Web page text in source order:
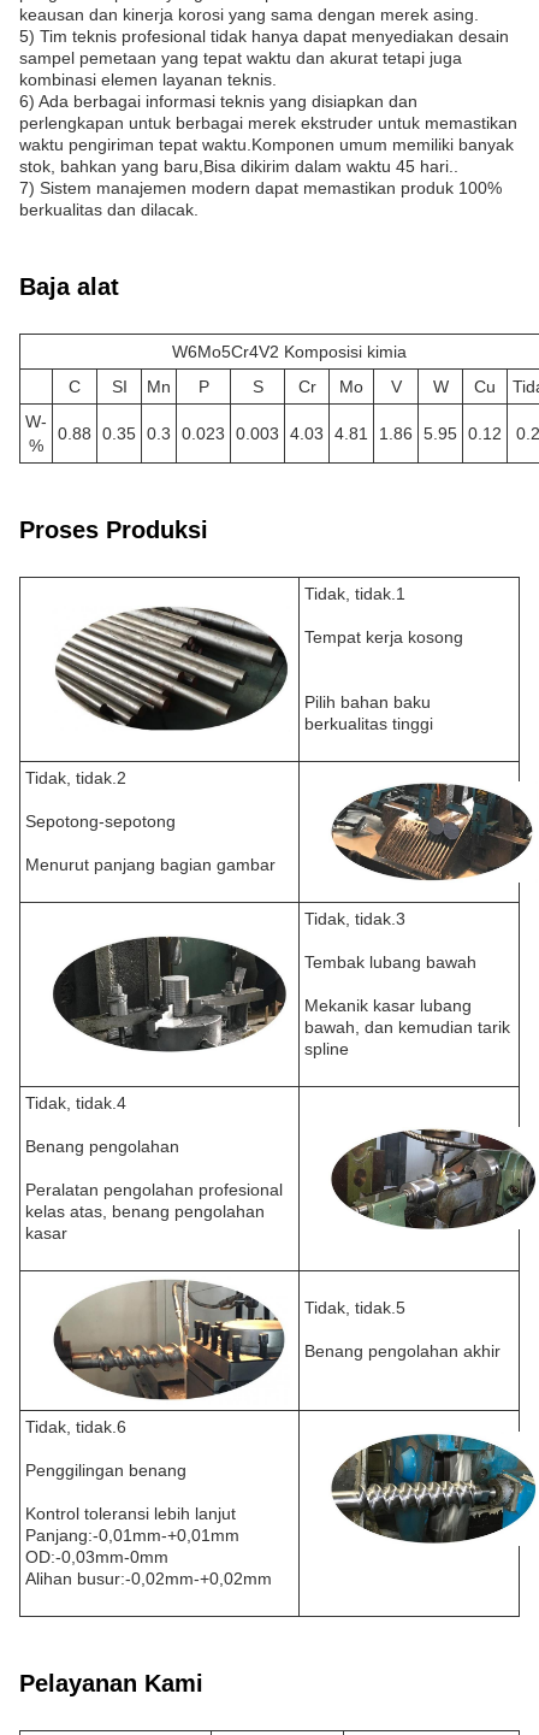
keausan dan kinerja korosi yang sama dengan merek asing.
5) Tim teknis profesional tidak hanya dapat menyediakan desain
sampel pemetaan yang tepat waktu dan akurat tetapi juga
kombinasi elemen layanan teknis.
6) Ada berbagai informasi teknis yang disiapkan dan
perlengkapan untuk berbagai merek ekstruder untuk memastikan
waktu pengiriman tepat waktu.Komponen umum memiliki banyak
stok, bahkan yang baru,Bisa dikirim dalam waktu 45 hari..
7) Sistem manajemen modern dapat memastikan produk 100%
berkualitas dan dilacak.
Baja alat
W6Mo5Cr4V2 Komposisi kimia
C
SI Mn P S Cr Mo V W Cu
W-
%
0.88 0.35 0.3 0.023 0.003 4.03 4.81 1.86 5.95 0.12
Proses Produksi
Tidak, tidak.1
Tempat kerja kosong
Pilih bahan baku
berkualitas tinggi
Tidak, tidak.2
Sepotong-sepotong
Menurut panjang bagian gambar
Tidak, tidak.3
Tembak lubang bawah
Mekanik kasar lubang
bawah, dan kemudian tarik
spline
Tidak, tidak.4
Benang pengolahan
Peralatan pengolahan profesional
kelas atas, benang pengolahan
kasar
Tidak, tidak.5
Benang pengolahan akhir
Tidak, tidak.6
Penggilingan benang
Kontrol toleransi lebih lanjut
Panjang:-0,01mm-+0,01mm
OD:-0,03mm-0mm
Alihan busur:-0,02mm-+0,02mm
Pelayanan Kami